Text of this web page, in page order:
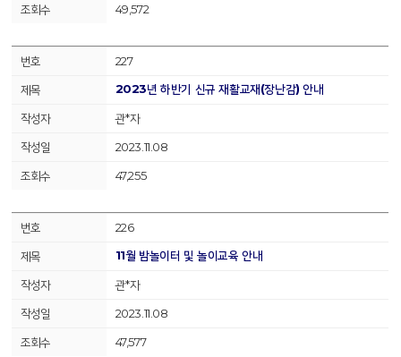
49,572
227
2023년 하반기 신규 재활교재(장난감) 안내
관*자
2023.11.08
47,255
226
11월 밤놀이터 및 놀이교육 안내
관*자
2023.11.08
47,577